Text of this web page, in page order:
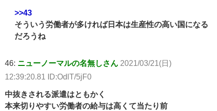
>>43
そういう労働者が多ければ日本は生産性の高い国になる
だろうね
46: ニューノーマルの名無しさん 2021/03/21(日)
12:39:20.81 ID:OdlT/5jF0
中抜きされる派遣はともかく
本来切りやすい労働者の給与は高くて当たり前